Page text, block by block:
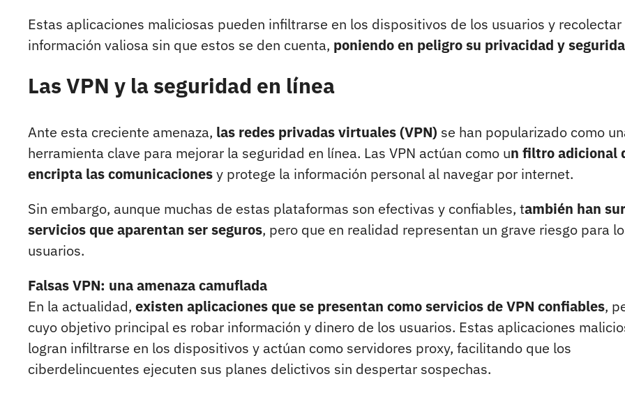
Estas aplicaciones maliciosas pueden infiltrarse en los dispositivos de los usuarios y recolectar
información valiosa sin que estos se den cuenta, poniendo en peligro su privacidad y
Las VPN y la seguridad en línea
Ante esta creciente amenaza, las redes privadas virtuales (VPN) se han popularizado como
herramienta clave para mejorar la seguridad en línea. Las VPN actúan como un filtro adicional
encripta las comunicacionesy protege la información personal al navegar por internet.
Sin embargo, aunque muchas de estas plataformas son efectivas y confiables, también han
servicios que aparentan ser seguros, pero que en realidad representan un grave riesgo para
usuarios.
Falsas VPN: una amenaza camuflada
En la actualidad, existen aplicaciones que se presentan como servicios de VPN confiables,
cuyo objetivo principal es robar información y dinero de los usuarios. Estas aplicaciones
logran infiltrarse en los dispositivos y actúan como servidores proxy, facilitando que los
ciberdelincuentes ejecuten sus planes delictivos sin despertar sospechas.